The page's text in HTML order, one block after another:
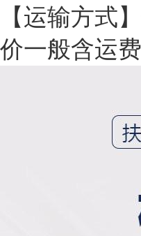
【运输方式
价一般含运费